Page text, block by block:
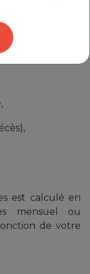
est calculé en
mensuel ou
de votre